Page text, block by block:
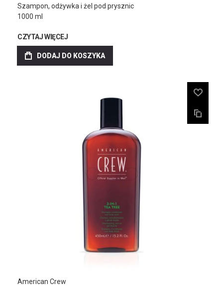
Szampon, odżywka i żel pod prysznic
1000 ml
CZYTAJ WIĘCEJ
DODAJ DO KOSZYKA
American Crew